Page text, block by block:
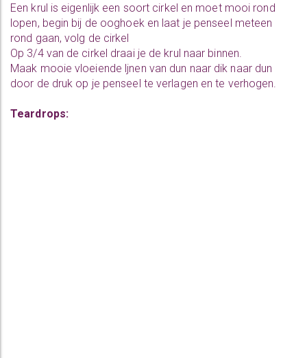
Een krul is eigenlijk een soort cirkel en moet mooi rond
lopen, begin bij de ooghoek en laat je penseel meteen
rond gaan, volg de cirkel
Op 3/4 van de cirkel draai je de krul naar binnen.
Maak mooie vloeiende ljnen van dun naar dik naar dun
door de druk op je penseel te verlagen en te verhogen.
Teardrops: